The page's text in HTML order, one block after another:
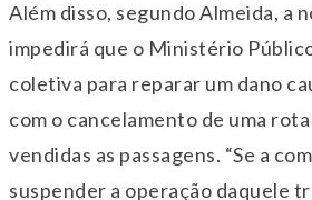
Além disso, segundo Almeida, a
impedirá que o Ministério
coletiva para reparar um dano
com o cancelamento de uma
vendidas as passagens. “Se a
suspender a operação daquele